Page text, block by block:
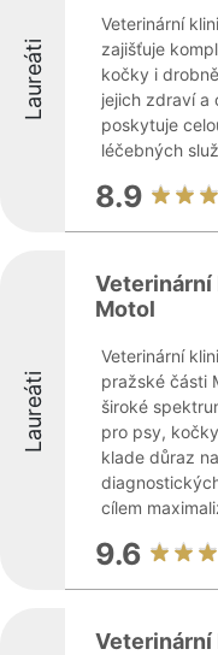
Laureáti
Veterinární
zajišťuje
kočky i
jejich zdraví a
poskytuje
léčebných
8.9
Laureáti
Veterinární
Motol
Veterinární
pražské části
široké
pro psy,
klade důraz
cílem
9.6
Veterinární